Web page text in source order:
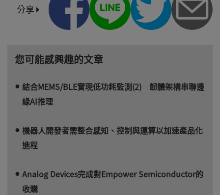
分享
您可能感興趣的文章
結合MEMS/BLE實現低功耗監測(2) 韌體架構串聯邊
緣AI推理
機器人開發者需整合感知、控制與運算以加速產品化
進程
Analog Devices完成對Empower Semiconductor的
收購